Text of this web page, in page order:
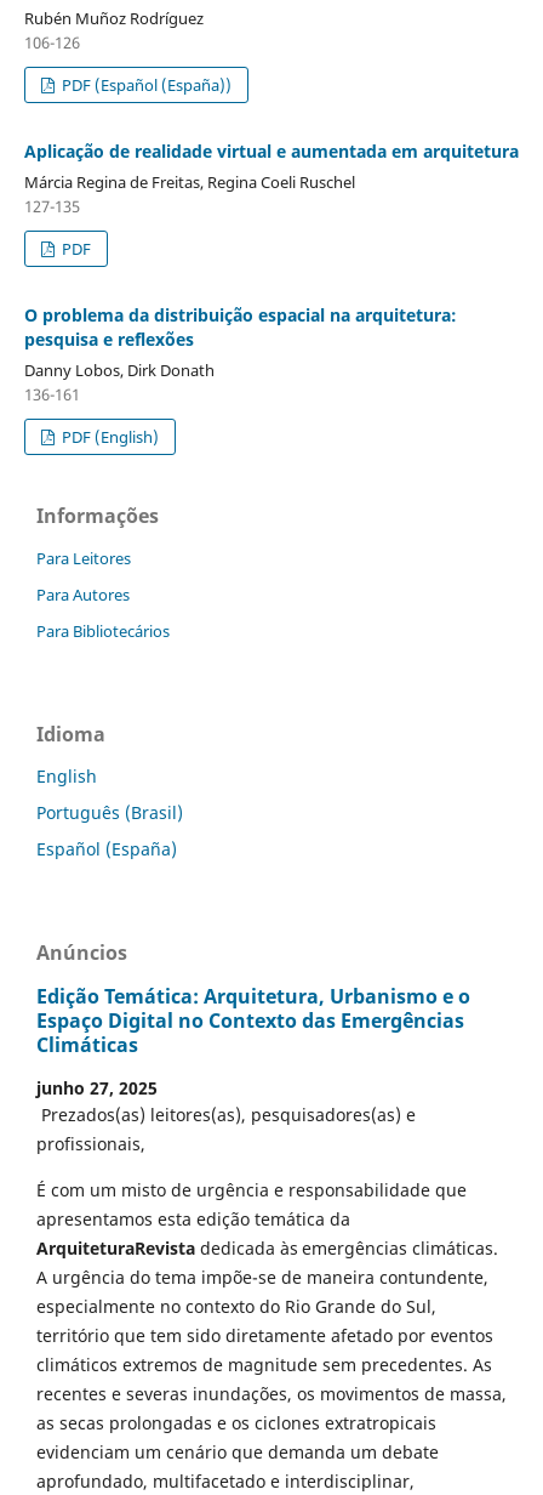
Rubén Muñoz Rodríguez
106-126
PDF (Español (España))
Aplicação de realidade virtual e aumentada em arquitetura
Márcia Regina de Freitas, Regina Coeli Ruschel
127-135
PDF
O problema da distribuição espacial na arquitetura:
pesquisa e reflexões
Danny Lobos, Dirk Donath
136-161
PDF (English)
Informações
Para Leitores
Para Autores
Para Bibliotecários
Idioma
English
Português (Brasil)
Español (España)
Anúncios
Edição Temática: Arquitetura, Urbanismo e o
Espaço Digital no Contexto das Emergências
Climáticas
junho 27, 2025
Prezados(as) leitores(as), pesquisadores(as) e
profissionais,
É com um misto de urgência e responsabilidade que
apresentamos esta edição temática da
ArquiteturaRevista dedicada às emergências climáticas.
A urgência do tema impõe-se de maneira contundente,
especialmente no contexto do Rio Grande do Sul,
território que tem sido diretamente afetado por eventos
climáticos extremos de magnitude sem precedentes. As
recentes e severas inundações, os movimentos de massa,
as secas prolongadas e os ciclones extratropicais
evidenciam um cenário que demanda um debate
aprofundado, multifacetado e interdisciplinar,